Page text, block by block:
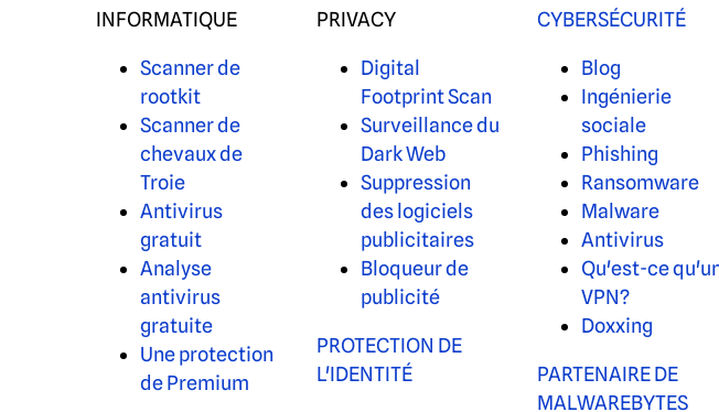
INFORMATIQUE
Scanner de
rootkit
Scanner de
chevaux de
Troie
Antivirus
gratuit
Analyse
antivirus
gratuite
Une protection
de Premium
PRIVACY
Digital
Footprint Scan
Surveillance du
Dark Web
Suppression
des logiciels
publicitaires
Bloqueur de
publicité
PROTECTION DE
L'IDENTITÉ
CYBERSÉCURITÉ
Blog
Ingénierie
sociale
Phishing
Ransomware
Malware
Antivirus
Qu'est-ce
VPN?
Doxxing
PARTENAIRE DE
MALWAREBYTES